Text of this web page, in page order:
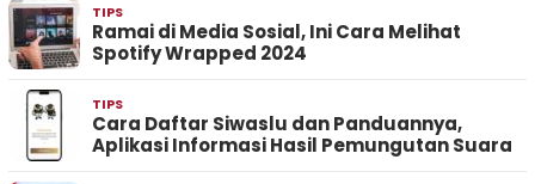
TIPS
Ramai di Media Sosial, Ini Cara Melihat
Spotify Wrapped 2024
TIPS
Cara Daftar Siwaslu dan Panduannya,
Aplikasi Informasi Hasil Pemungutan Suara